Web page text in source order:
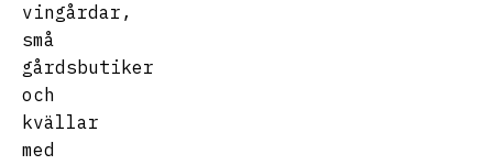
vingårdar,
små
gårdsbutiker
och
kvällar
med